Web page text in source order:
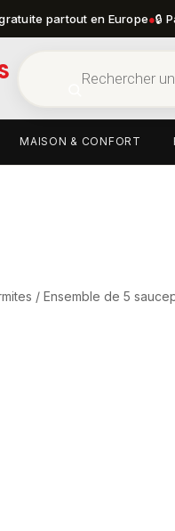
partout en Europe●🔒
MAISON & CONFORT
/ Ensemble de 5